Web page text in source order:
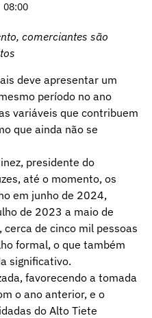
08:00
comerciantes são
deve apresentar um
período no ano
variáveis que contribuem
que ainda não se
presidente do
até o momento, os
em junho de 2024,
de 2023 a maio de
de cinco mil pessoas
formal, o que também
significativo.
favorecendo a tomada
o ano anterior, e o
do Alto Tiete